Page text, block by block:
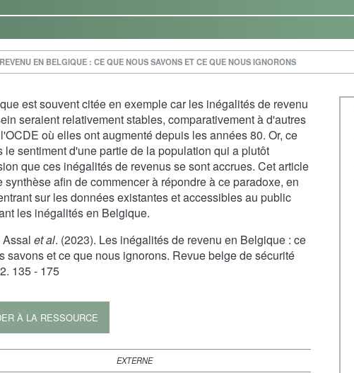
EN BELGIQUE : CE QUE NOUS SAVONS ET CE QUE NOUS IGNORONS
est souvent citée en exemple car les inégalités de revenu
seraient relativement stables, comparativement à d'autres
où elles ont augmenté depuis les années 80. Or, ce
le sentiment d'une partie de la population qui a plutôt
que ces inégalités de revenus se sont accrues. Cet article
synthèse afin de commencer à répondre à ce paradoxe, en
sur les données existantes et accessibles au public
les inégalités en Belgique.
et al. (2023). Les inégalités de revenu en Belgique : ce
savons et ce que nous ignorons. Revue belge de sécurité
135 - 175
À LA RESSOURCE
EXTERNE